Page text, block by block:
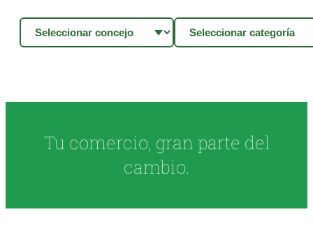
Tu comercio, gran parte del
cambio.